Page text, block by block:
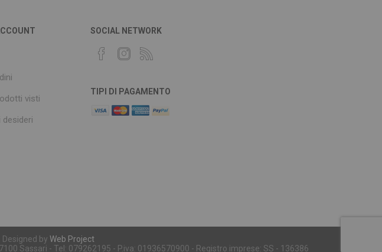
visti
desideri
SOCIAL NETWORK
TIPI DI PAGAMENTO
Designed by Web Project
Sassari - Tel: 079262195 - P.iva: 01936570900 - Registro imprese: SS - 136386